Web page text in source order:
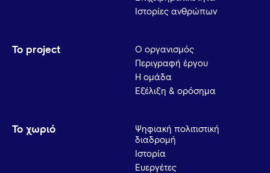
Ιστορίες ανθρώπων
Το project
Ο οργανισμός
Περιγραφή έργου
Η ομάδα
Εξέλιξη & ορόσημα
Το χωριό
Ψηφιακή πολιτιστική
διαδρομή
Ιστορία
Ευεργέτες